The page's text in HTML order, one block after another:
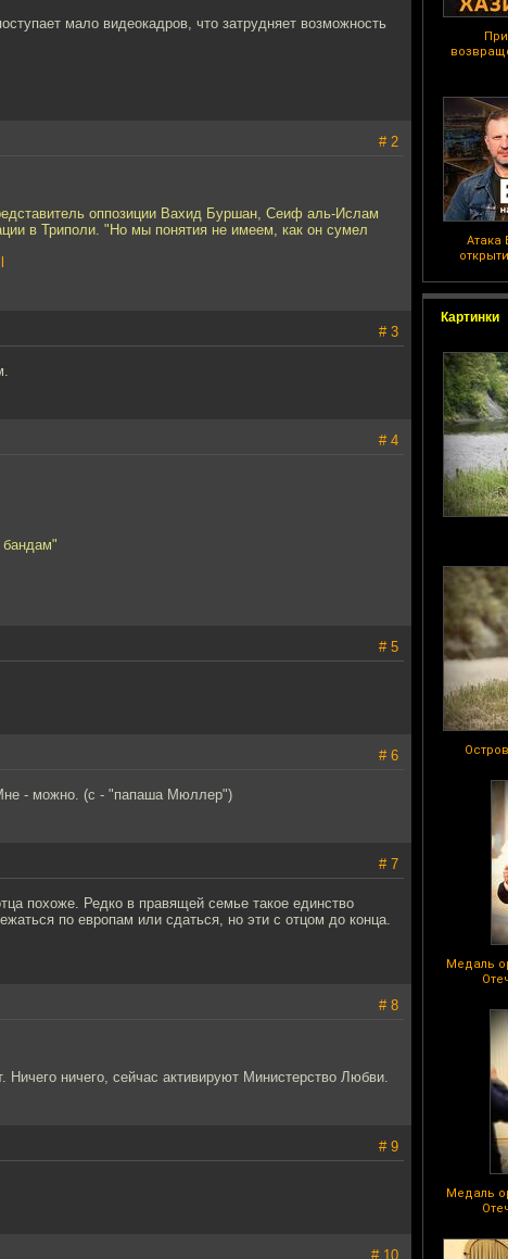
Атака
Картинки
Медаль
Медаль
мало видеокадров, что затрудняет возможность
# 2
оппозиции Вахид Буршан, Сеиф аль-Ислам
в Триполи. "Но мы понятия не имеем, как он сумел
# 3
# 4
# 5
# 6
- можно. (с - "папаша Мюллер")
# 7
похоже. Редко в правящей семье такое единство
по европам или сдаться, но эти с отцом до конца.
# 8
ничего, сейчас активируют Министерство Любви.
# 9
# 10